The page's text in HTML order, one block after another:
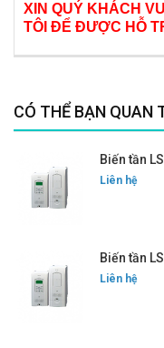
XIN QUÝ KHÁCH
TÔI ĐỂ ĐƯỢC HỖ
CÓ THỂ BẠN QUAN
Biến tần
Liên hệ
Biến tần
Liên hệ